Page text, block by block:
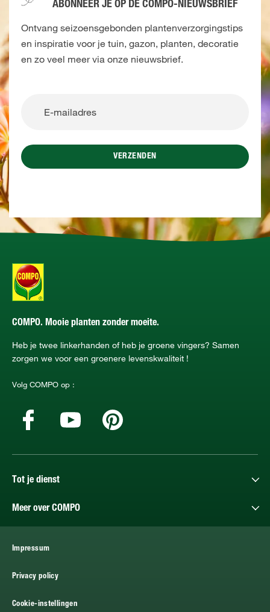
ABONNEER JE OP DE COMPO-NIEUWSBRIEF
Ontvang seizoensgebonden plantenverzorgingstips
en inspiratie voor je tuin, gazon, planten, decoratie
en zo veel meer via onze nieuwsbrief.
VERZENDEN
COMPO. Mooie planten zonder moeite.
Heb je twee linkerhanden of heb je groene vingers? Samen
zorgen we voor een groenere levenskwaliteit !
Volg COMPO op :
Tot je dienst
Meer over COMPO
Impressum
Privacy policy
Cookie-instellingen